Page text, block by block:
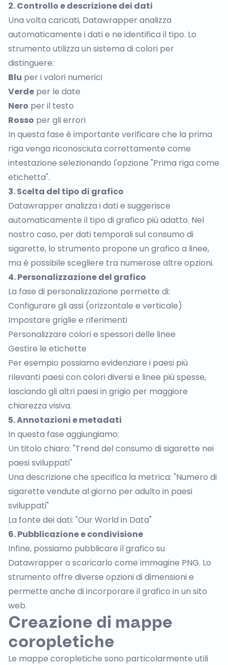
2. Controllo e descrizione dei dati
Una volta caricati, Datawrapper analizza
automaticamente i dati e ne identifica il tipo. Lo
strumento utilizza un sistema di colori per
distinguere:
Blu per i valori numerici
Verde per le date
Nero per il testo
Rosso per gli errori
In questa fase è importante verificare che la prima
riga venga riconosciuta correttamente come
intestazione selezionando l'opzione "Prima riga come
etichetta".
3. Scelta del tipo di grafico
Datawrapper analizza i dati e suggerisce
automaticamente il tipo di grafico più adatto. Nel
nostro caso, per dati temporali sul consumo di
sigarette, lo strumento propone un grafico a linee,
ma è possibile scegliere tra numerose altre opzioni.
4. Personalizzazione del grafico
La fase di personalizzazione permette di:
Configurare gli assi (orizzontale e verticale)
Impostare griglie e riferimenti
Personalizzare colori e spessori delle linee
Gestire le etichette
Per esempio possiamo evidenziare i paesi più
rilevanti paesi con colori diversi e linee più spesse,
lasciando gli altri paesi in grigio per maggiore
chiarezza visiva.
5. Annotazioni e metadati
In questa fase aggiungiamo:
Un titolo chiaro: "Trend del consumo di sigarette nei
paesi sviluppati"
Una descrizione che specifica la metrica: "Numero di
sigarette vendute al giorno per adulto in paesi
sviluppati"
La fonte dei dati: "Our World in Data"
6. Pubblicazione e condivisione
Infine, possiamo pubblicare il grafico su
Datawrapper o scaricarlo come immagine PNG. Lo
strumento offre diverse opzioni di dimensioni e
permette anche di incorporare il grafico in un sito
web.
Creazione di mappe
coropletiche
Le mappe coropletiche sono particolarmente utili